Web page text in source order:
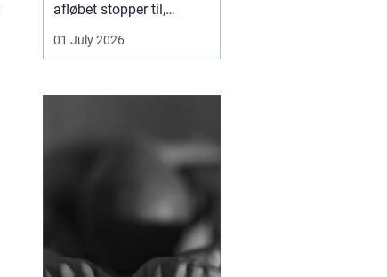
afløbet stopper til,
mærker du hurtigt, hvor
afhængig du er af
installationer. I Hårlev og
rolle for både private
01 July 2026